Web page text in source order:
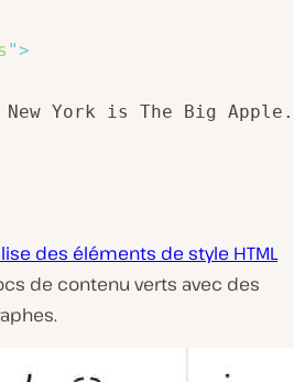
">
York is The Big Apple.
des éléments de style HTML
de contenu verts avec des